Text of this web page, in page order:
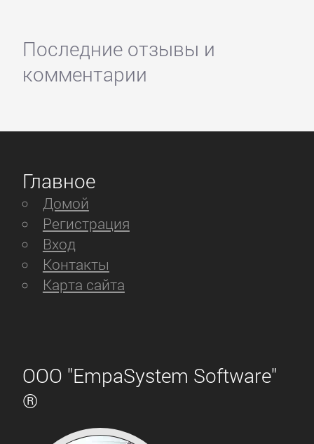
Последние отзывы и
комментарии
Главное
Домой
Регистрация
Вход
Контакты
Карта сайта
ООО "EmpaSystem Software"
®